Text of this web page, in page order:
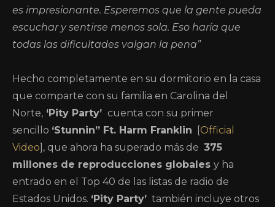
es impresionante. Esperemos que la gente pueda
escuchar y sentirse menos sola. Eso haría que
todas las dificultades valgan la pena”
Hecho completamente en su dormitorio en la casa
que comparte con su familia en Carolina del
Norte, ‘Pity Party’ cuenta con su primer
sencillo ‘Stunnin” Ft. Harm Franklin
Official
Video ], que ahora ha superado más de 375
millones de reproducciones globales y ha
entrado en el Top 40 de las listas de radio de
Estados Unidos. ‘Pity Party’ también incluye otros